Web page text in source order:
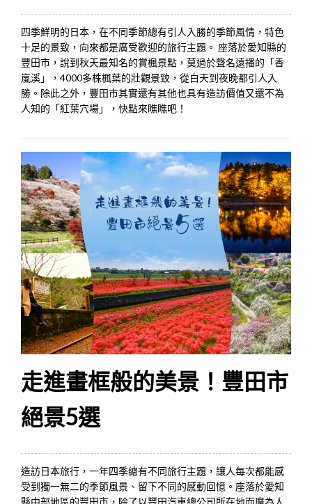
四季鮮明的日本，在不同季節總有引人入勝的季節風情，特色
十足的景致，向來都是廣受歡迎的旅行主題。 座落於愛知縣的
豐田市，說到秋天最知名的賞楓景點，莫過於聲名遠播的「香
嵐溪」，4000多株楓葉的壯觀景致，從白天到夜晚都引人入
勝。除此之外，豐田市其實還有其他也具有造訪價值又還不為
人知的「紅葉穴場」，快點來瞧瞧吧！
走進畫框般的美景！豐田市
絕景5選
造訪日本旅行，一年四季總有不同旅行主題，讓人每次都能感
受到獨一無二的季節風景、留下不同的感動回憶。座落於愛知
縣中部地區的豐田市，除了以豐田汽車總公司所在地而廣為人